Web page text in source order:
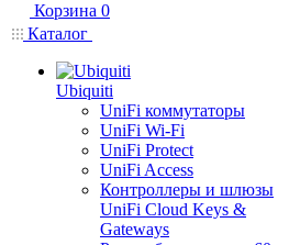
Корзина 0
Каталог
Ubiquiti
UniFi коммутаторы
UniFi Wi-Fi
UniFi Protect
UniFi Access
Контроллеры и шлюзы
UniFi Cloud Keys &
Gateways